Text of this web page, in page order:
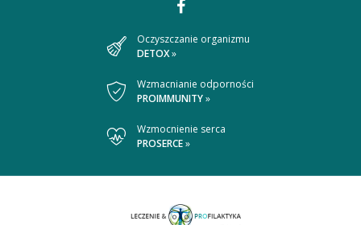
Dołącz
nas
Facebooku
Oczyszczanie organizmu
DETOX»
Wzmacnianie odporności
PROIMMUNITY»
Wzmocnienie serca
PROSERCE»